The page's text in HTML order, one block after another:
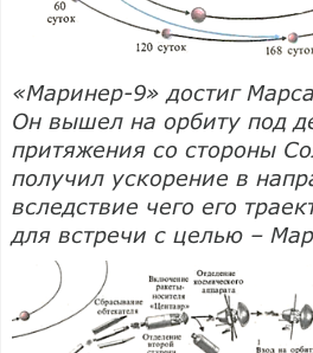
«Маринер-9» достиг
Он вышел на орбиту под
притяжения со стороны
получил ускорение в
вследствие чего его
для встречи с целью –